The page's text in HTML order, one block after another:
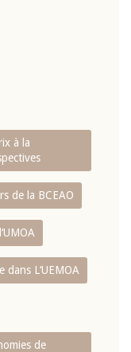
à la
de la BCEAO
L‘UEMOA
de